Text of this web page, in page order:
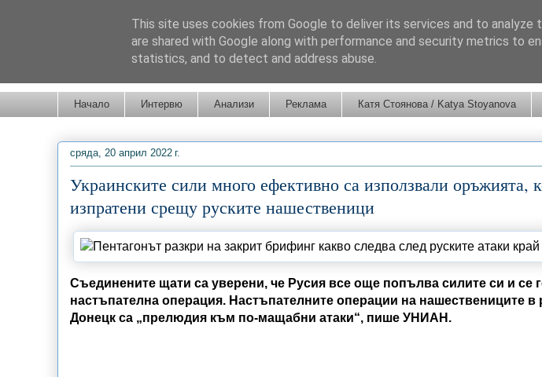
Начало Интервю Анализи Реклама Катя Стоянова / Katya Stoyanova
сряда, 20 април 2022 г.
Украинските сили много ефективно са използвали оръжията,
изпратени срещу руските нашественици
Съединените щати са уверени, че Русия все още попълва силите си и се
настъпателна операция. Настъпателните операции на нашествениците
Донецк са „прелюдия към по-мащабни атаки“, пише УНИАН.
This site uses cookies from Google to deliver its services and to analyze
are shared with Google along with performance and security metrics to
statistics, and to detect and address abuse.